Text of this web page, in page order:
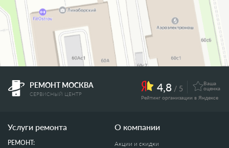
РЕМОНТ МОСКВА
СЕРВИСНЫЙ ЦЕНТР
4,8 / 5
Ваша
оценка
Рейтинг организации в Яндексе
Услуги ремонта
РЕМОНТ:
O компании
Акции и скидки